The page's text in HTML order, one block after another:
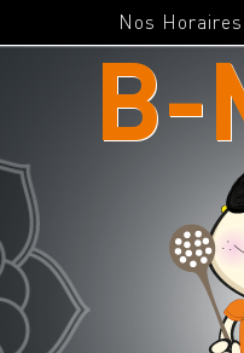
Nos
B-